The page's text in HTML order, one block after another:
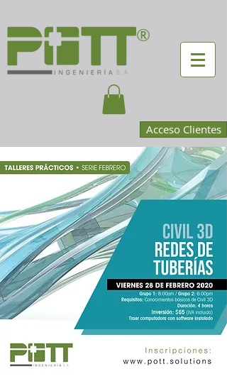
®
Acceso Clientes